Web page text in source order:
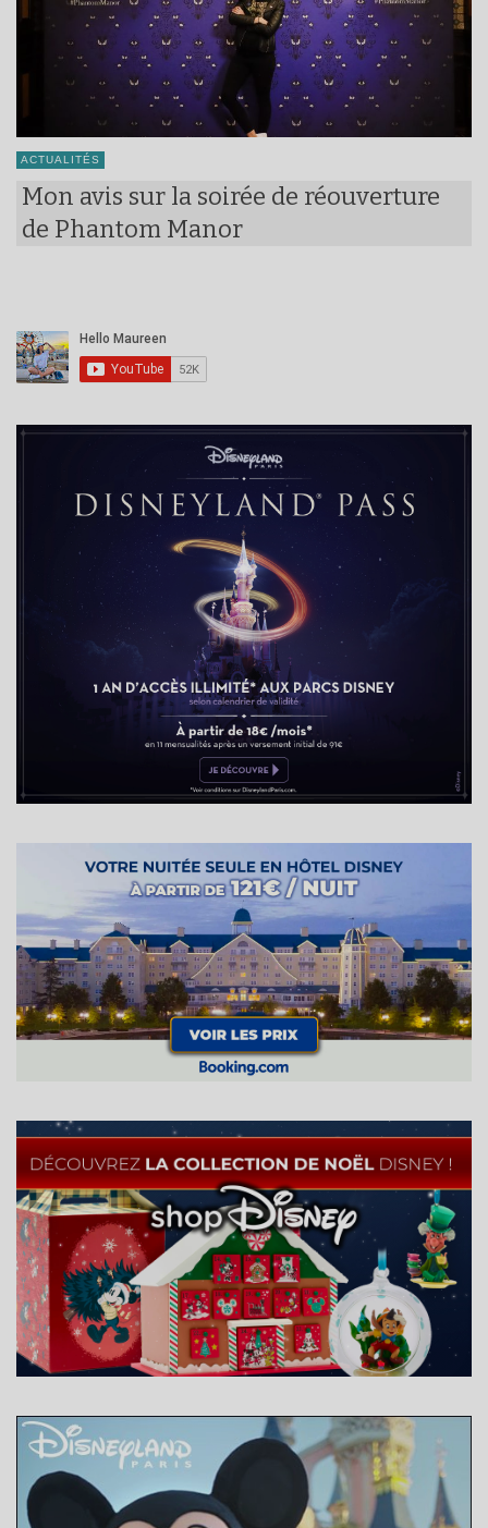
ACTUALITÉS
Mon avis sur la soirée de réouverture
de Phantom Manor